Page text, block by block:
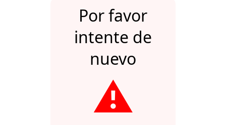
Por favor
intente de
nuevo
⚠️